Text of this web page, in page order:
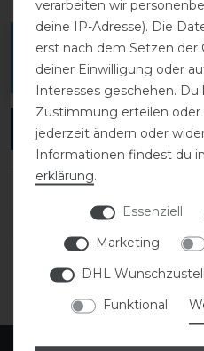
Melde dich an, um eine
verfassen.
ANMELDEN
DETAILS ZUR
verarbeiten wir
deine IP-Adresse). Die
erst nach dem Setzen der
deiner Einwilligung oder
Interesses geschehen. Du
Zustimmung erteilen oder
jederzeit ändern oder
Informationen findest du
erklärung.
Essenziell
Marketing
DHL
Funktional